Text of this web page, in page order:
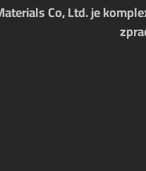
Co, Ltd. je